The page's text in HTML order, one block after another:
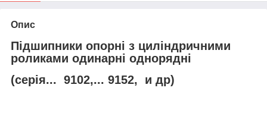
Опис
Підшипники опорні з циліндричними
роликами одинарні однорядні
(серія... 9102,... 9152, и др)